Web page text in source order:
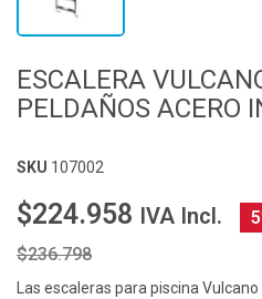
ESCALERA
PELDAÑOS ACERO
SKU 107002
$224.958 IVA Incl.
$236.798
Las escaleras para piscina